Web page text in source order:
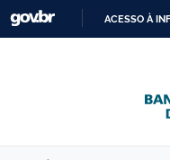
Skip to main content
ACESSO À